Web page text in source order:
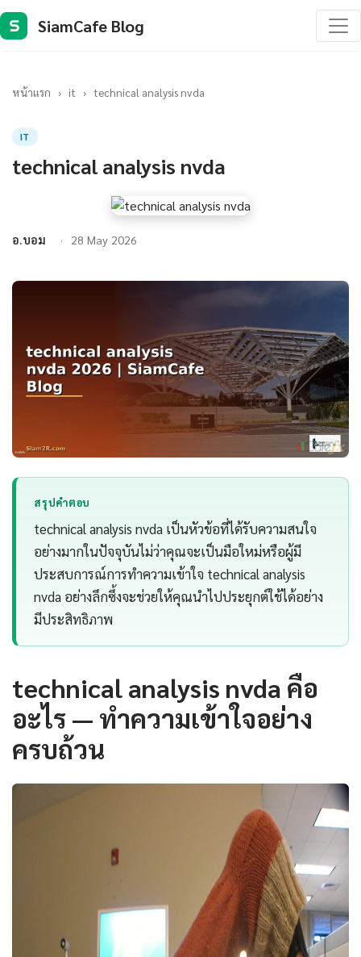
S SiamCafe Blog
หน้าแรก › it › technical analysis nvda
IT
technical analysis nvda
อ.บอม 28 May 2026
สรุปคำตอบ
technical analysis nvda เป็นหัวข้อที่ได้รับความสนใจ
อย่างมากในปัจจุบันไม่ว่าคุณจะเป็นมือใหม่หรือผู้มี
ประสบการณ์การทำความเข้าใจ technical analysis
nvda อย่างลึกซึ้งจะช่วยให้คุณนำไปประยุกต์ใช้ได้อย่าง
มีประสิทธิภาพ
technical analysis nvda คือ
อะไร — ทำความเข้าใจอย่าง
ครบถ้วน